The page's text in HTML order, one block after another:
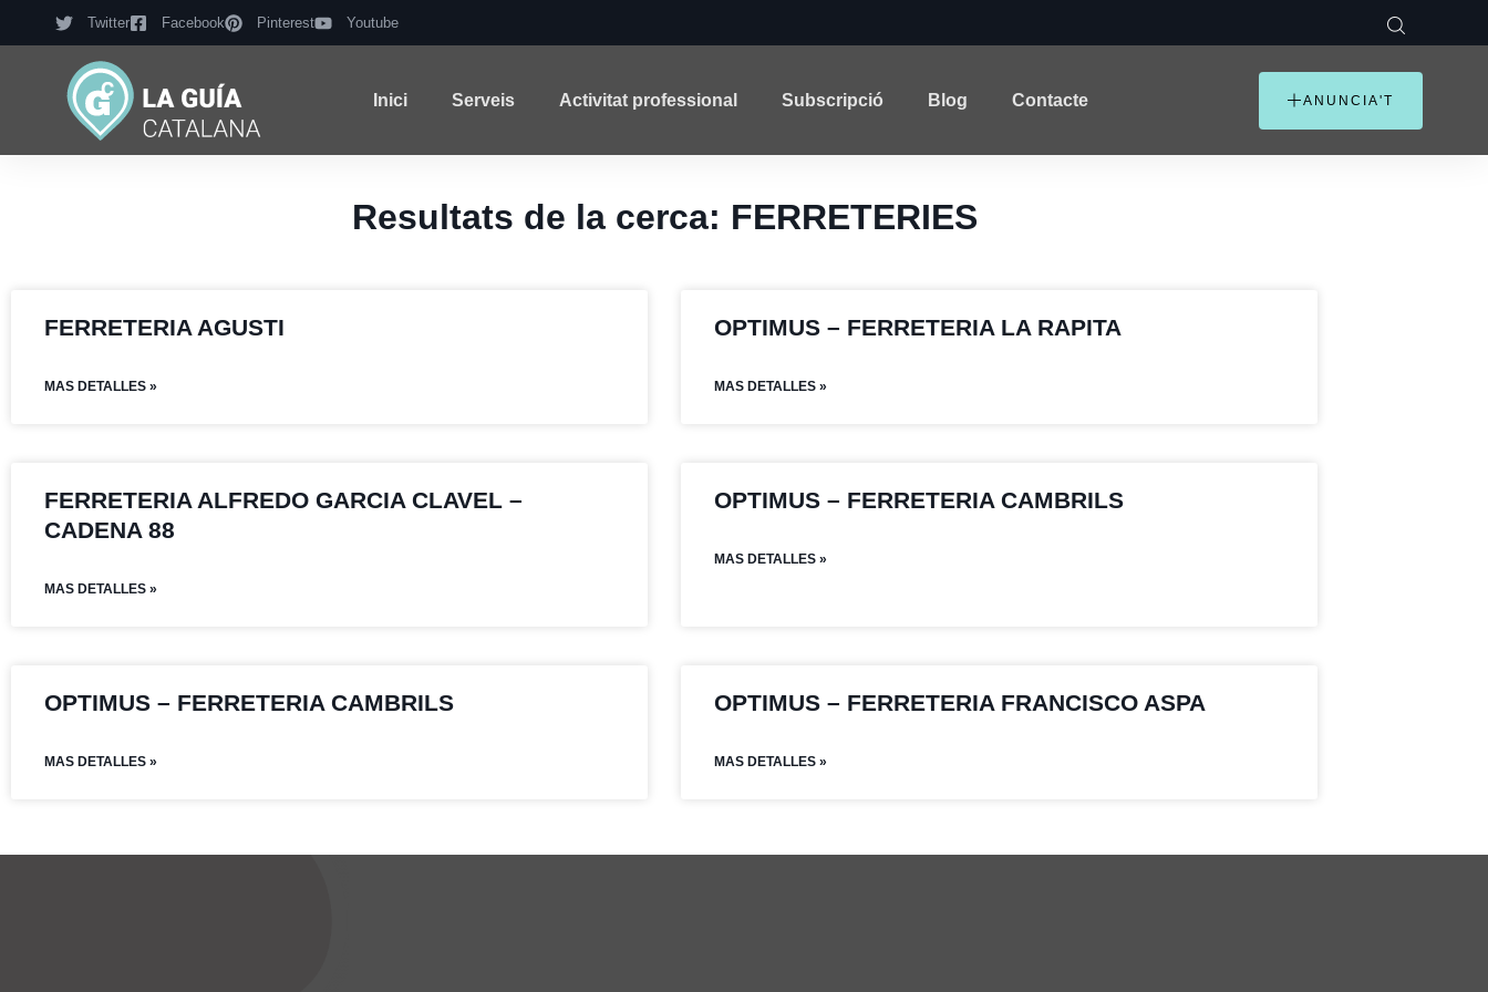
Twitter Facebook Pinterest Youtube
Inici Serveis Activitat professional Subscripció Blog Contacte ANUNCIA'T
Resultats de la cerca: FERRETERIES
FERRETERIA AGUSTI
MAS DETALLES »
OPTIMUS – FERRETERIA LA RAPITA
MAS DETALLES »
FERRETERIA ALFREDO GARCIA CLAVEL –
CADENA 88
MAS DETALLES »
OPTIMUS – FERRETERIA CAMBRILS
MAS DETALLES »
OPTIMUS – FERRETERIA CAMBRILS
MAS DETALLES »
OPTIMUS – FERRETERIA FRANCISCO ASPA
MAS DETALLES »